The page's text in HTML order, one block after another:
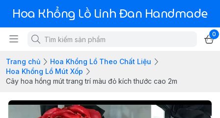
Hoa Khổng Lồ Linh Đan Handmade
0
Trang chủ
Hoa Khổng Lồ Theo Chất Liệu
Hoa Khổng Lồ Mút Xốp
Cây hoa hồng mút trang trí màu đỏ kích thước cao 2m